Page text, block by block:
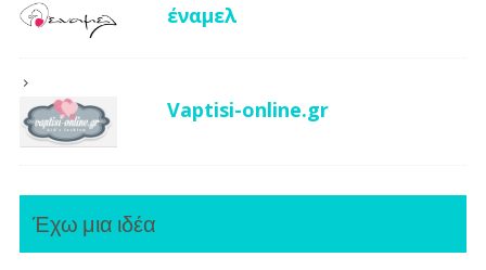
έναμελ
Vaptisi-online.gr
Έχω μια ιδέα